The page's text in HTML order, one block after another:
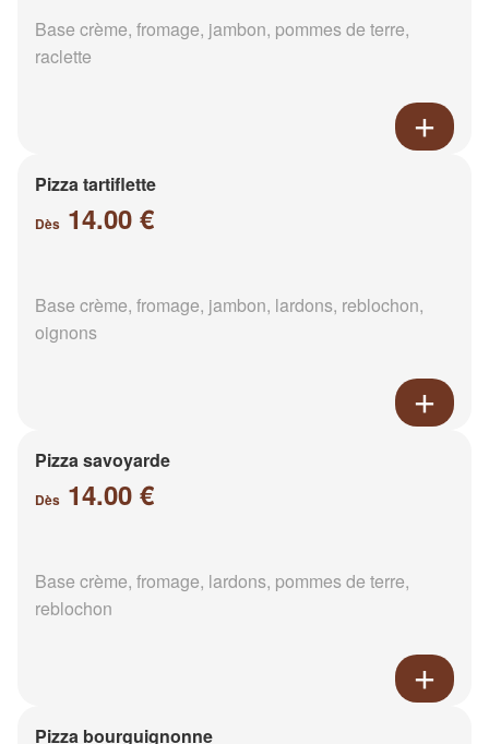
Base crème, fromage, jambon, pommes de terre,
raclette
Pizza tartiflette
Dès 14.00 €
Base crème, fromage, jambon, lardons, reblochon,
oignons
Pizza savoyarde
Dès 14.00 €
Base crème, fromage, lardons, pommes de terre,
reblochon
Pizza bourguignonne